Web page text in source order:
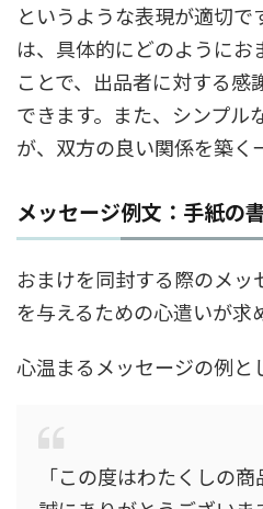
というような表現が適切で
は、具体的にどのようにお
ことで、出品者に対する感
できます。また、シンプル
が、双方の良い関係を築く
メッセージ例文：手紙の
おまけを同封する際のメ
を与えるための心遣いが求
心温まるメッセージの例と
「この度はわたくしの商